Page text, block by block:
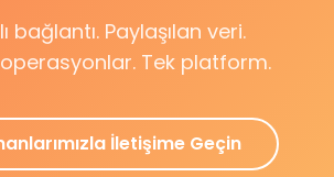
bağlantı. Paylaşılan veri.
Tek platform.
İletişime Geçin